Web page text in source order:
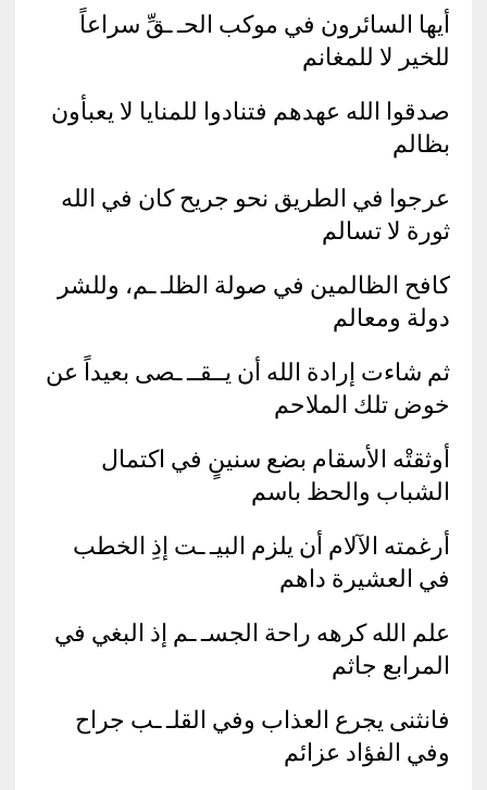
أيها السائرون في موكب الحـ ـقِّ سراعاً
للخير لا للمغانم
صدقوا الله عهدهم فتنادوا للمنايا لا يعبأون
بظالم
عرجوا في الطريق نحو جريح كان في الله
ثورة لا تسالم
كافح الظالمين في صولة الظلـ ـم، وللشر
دولة ومعالم
ثم شاءت إرادة الله أن يــقــ ـصى بعيداً عن
خوض تلك الملاحم
أوثقتْه الأسقام بضع سنينٍ في اكتمال
الشباب والحظ باسم
أرغمته الآلام أن يلزم البيـ ـت إذِ الخطب
في العشيرة داهم
علم الله كرهه راحة الجسـ ـم إذ البغي في
المرابع جاثم
فانثنى يجرع العذاب وفي القلـ ـب جراح
وفي الفؤاد عزائم